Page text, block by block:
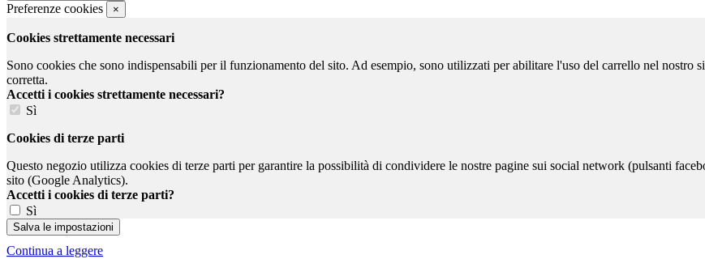
Preferenze cookies ×
Cookies strettamente necessari
Sono cookies che sono indispensabili per il funzionamento del sito. Ad esempio, sono utilizzati per abilitare l'uso del carrello nel nostro
corretta.
Accetti i cookies strettamente necessari?
Sì
Cookies di terze parti
Questo negozio utilizza cookies di terze parti per garantire la possibilità di condividere le nostre pagine sui social network (pulsanti
sito (Google Analytics).
Accetti i cookies di terze parti?
Sì
Continua a leggere